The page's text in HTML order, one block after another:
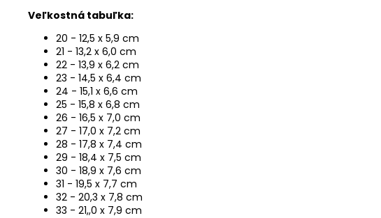
Veľkostná tabuľka:
20 - 12,5 x 5,9 cm
21 - 13,2 x 6,0 cm
22 - 13,9 x 6,2 cm
23 - 14,5 x 6,4 cm
24 - 15,1 x 6,6 cm
25 - 15,8 x 6,8 cm
26 - 16,5 x 7,0 cm
27 - 17,0 x 7,2 cm
28 - 17,8 x 7,4 cm
29 - 18,4 x 7,5 cm
30 - 18,9 x 7,6 cm
31 - 19,5 x 7,7 cm
32 - 20,3 x 7,8 cm
33 - 21,,0 x 7,9 cm